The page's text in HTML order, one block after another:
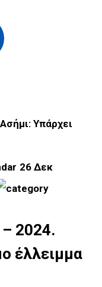
26 Δεκ
2024.
έλλειμμα